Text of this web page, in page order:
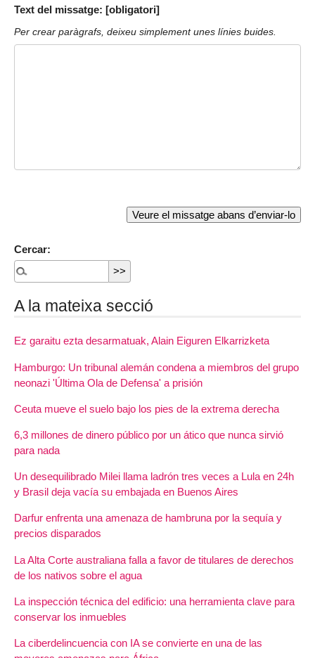
Text del missatge: [obligatori]
Per crear paràgrafs, deixeu simplement unes línies buides.
Cercar:
A la mateixa secció
Ez garaitu ezta desarmatuak, Alain Eiguren Elkarrizketa
Hamburgo: Un tribunal alemán condena a miembros del grupo
neonazi 'Última Ola de Defensa' a prisión
Ceuta mueve el suelo bajo los pies de la extrema derecha
6,3 millones de dinero público por un ático que nunca sirvió
para nada
Un desequilibrado Milei llama ladrón tres veces a Lula en 24h
y Brasil deja vacía su embajada en Buenos Aires
Darfur enfrenta una amenaza de hambruna por la sequía y
precios disparados
La Alta Corte australiana falla a favor de titulares de derechos
de los nativos sobre el agua
La inspección técnica del edificio: una herramienta clave para
conservar los inmuebles
La ciberdelincuencia con IA se convierte en una de las